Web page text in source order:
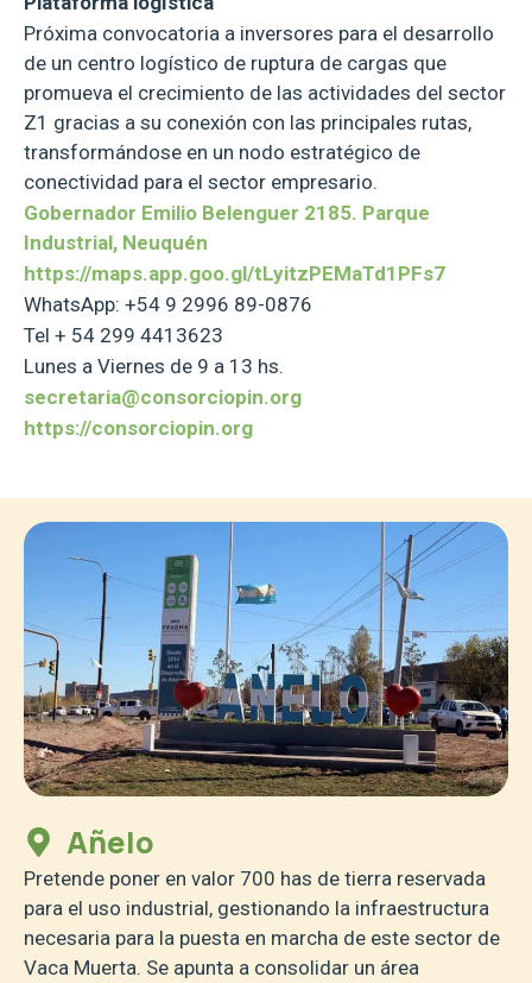
Próxima convocatoria a inversores para el desarrollo
de un centro logístico de ruptura de cargas que
promueva el crecimiento de las actividades del sector
Z1 gracias a su conexión con las principales rutas,
transformándose en un nodo estratégico de
conectividad para el sector empresario.
Gobernador Emilio Belenguer 2185. Parque
Industrial, Neuquén
https://maps.app.goo.gl/tLyitzPEMaTd1PFs7
WhatsApp: +54 9 2996 89-0876
Tel + 54 299 4413623
Lunes a Viernes de 9 a 13 hs.
secretaria@consorciopin.org
https://consorciopin.org
Añelo
Pretende poner en valor 700 has de tierra reservada
para el uso industrial, gestionando la infraestructura
necesaria para la puesta en marcha de este sector de
Vaca Muerta. Se apunta a consolidar un área